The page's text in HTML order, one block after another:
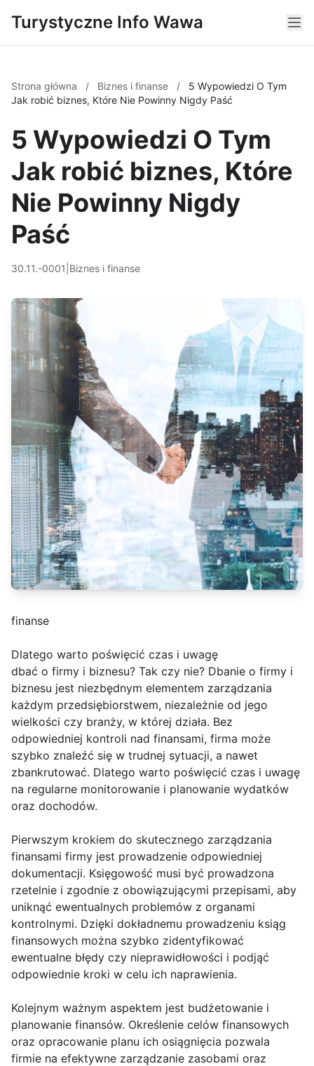
Turystyczne Info Wawa
Strona główna / Biznes i finanse /
5 Wypowiedzi O Tym
Jak robić biznes, Które Nie Powinny Nigdy Paść
5 Wypowiedzi O Tym
Jak robić biznes, Które
Nie Powinny Nigdy
Paść
30.11.-0001 Biznes i finanse
finanse
Dlatego warto poświęcić czas i uwagę
dbać o firmy i biznesu? Tak czy nie? Dbanie o firmy i
biznesu jest niezbędnym elementem zarządzania
każdym przedsiębiorstwem, niezależnie od jego
wielkości czy branży, w której działa. Bez
odpowiedniej kontroli nad finansami, firma może
szybko znaleźć się w trudnej sytuacji, a nawet
zbankrutować. Dlatego warto poświęcić czas i uwagę
na regularne monitorowanie i planowanie wydatków
oraz dochodów.
Pierwszym krokiem do skutecznego zarządzania
finansami firmy jest prowadzenie odpowiedniej
dokumentacji. Księgowość musi być prowadzona
rzetelnie i zgodnie z obowiązującymi przepisami, aby
uniknąć ewentualnych problemów z organami
kontrolnymi. Dzięki dokładnemu prowadzeniu ksiąg
finansowych można szybko zidentyfikować
ewentualne błędy czy nieprawidłowości i podjąć
odpowiednie kroki w celu ich naprawienia.
Kolejnym ważnym aspektem jest budżetowanie i
planowanie finansów. Określenie celów finansowych
oraz opracowanie planu ich osiągnięcia pozwala
firmie na efektywne zarządzanie zasobami oraz